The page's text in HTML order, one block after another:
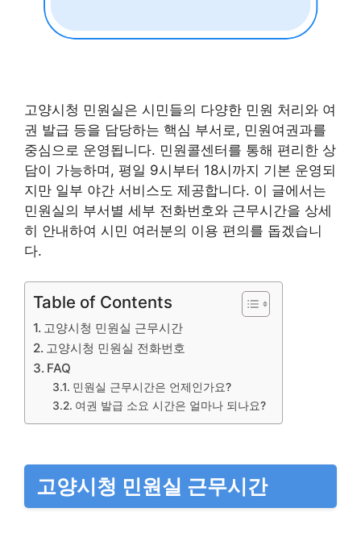
고양시청 민원실은 시민들의 다양한 민원 처리와 여
권 발급 등을 담당하는 핵심 부서로, 민원여권과를
중심으로 운영됩니다. 민원콜센터를 통해 편리한 상
담이 가능하며, 평일 9시부터 18시까지 기본 운영되
지만 일부 야간 서비스도 제공합니다. 이 글에서는
민원실의 부서별 세부 전화번호와 근무시간을 상세
히 안내하여 시민 여러분의 이용 편의를 돕겠습니
다.
Table of Contents
고양시청 민원실 근무시간
고양시청 민원실 전화번호
FAQ
민원실 근무시간은 언제인가요?
여권 발급 소요 시간은 얼마나 되나요?
고양시청 민원실 근무시간